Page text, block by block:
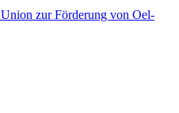
Union zur Förderung von Oel-